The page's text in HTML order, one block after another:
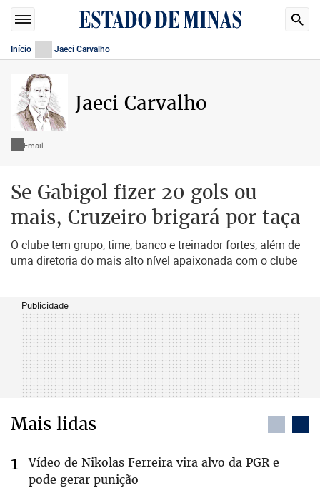
Início Jaeci Carvalho
Jaeci Carvalho
Email
Se Gabigol fizer 20 gols ou
mais, Cruzeiro brigará por taça
O clube tem grupo, time, banco e treinador fortes, além de
uma diretoria do mais alto nível apaixonada com o clube
Publicidade
Mais lidas
Vídeo de Nikolas Ferreira vira alvo da PGR e
pode gerar punição